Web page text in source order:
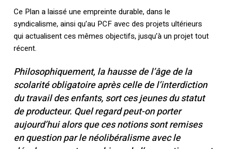
Ce Plan a laissé une empreinte durable, dans le
syndicalisme, ainsi qu’au PCF avec des projets ultérieurs
qui actualisent ces mêmes objectifs, jusqu’à un projet tout
récent.
Philosophiquement, la hausse de l’âge de la
scolarité obligatoire après celle de l’interdiction
du travail des enfants, sort ces jeunes du statut
de producteur. Quel regard peut-on porter
aujourd’hui alors que ces notions sont remises
en question par le néolibéralisme avec le